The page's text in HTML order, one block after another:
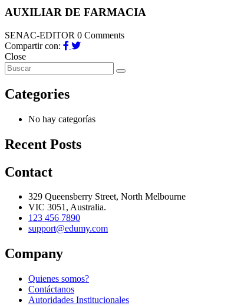
AUXILIAR DE FARMACIA
SENAC-EDITOR 0 Comments
Compartir con:
Close
Categories
No hay categorías
Recent Posts
Contact
329 Queensberry Street, North Melbourne
VIC 3051, Australia.
123 456 7890
support@edumy.com
Company
Quienes somos?
Contáctanos
Autoridades Institucionales